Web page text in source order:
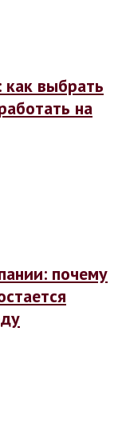
как выбрать
на
почему